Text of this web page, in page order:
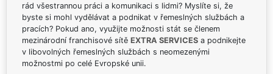
rád všestrannou práci a komunikaci s lidmi? Myslíte si, že
byste si mohl vydělávat a podnikat v řemeslných službách a
pracích? Pokud ano, využijte možnosti stát se členem
mezinárodní franchisové sítě EXTRA SERVICES a podnikejte
v libovolných řemeslných službách s neomezenými
možnostmi po celé Evropské unii.